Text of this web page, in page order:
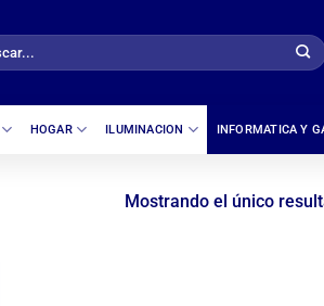
HOGAR ILUMINACION INFORMATICA Y
Mostrando el único